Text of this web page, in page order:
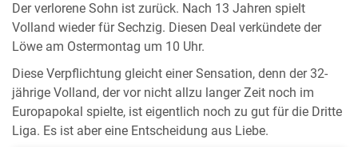
Der verlorene Sohn ist zurück. Nach 13 Jahren spielt
Volland wieder für Sechzig. Diesen Deal verkündete der
Löwe am Ostermontag um 10 Uhr.
Diese Verpflichtung gleicht einer Sensation, denn der 32-
jährige Volland, der vor nicht allzu langer Zeit noch im
Europapokal spielte, ist eigentlich noch zu gut für die Dritte
Liga. Es ist aber eine Entscheidung aus Liebe.